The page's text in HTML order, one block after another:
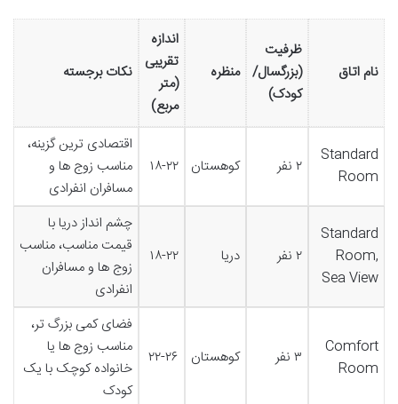
نام اتاق
ظرفیت
(بزرگسال/
کودک)
منظره
اندازه
تقریبی
(متر
مربع)
نکات برجسته
Standard
Room
۲ نفر کوهستان ۱۸-۲۲
اقتصادی ترین گزینه،
مناسب زوج ها و
مسافران انفرادی
Standard
Room,
Sea View
۲ نفر دریا ۱۸-۲۲
چشم انداز دریا با
قیمت مناسب، مناسب
زوج ها و مسافران
انفرادی
Comfort
Room
۳ نفر کوهستان ۲۲-۲۶
فضای کمی بزرگ تر،
مناسب زوج ها یا
خانواده کوچک با یک
کودک